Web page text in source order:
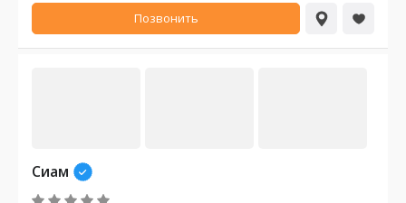
Позвонить
Сиам